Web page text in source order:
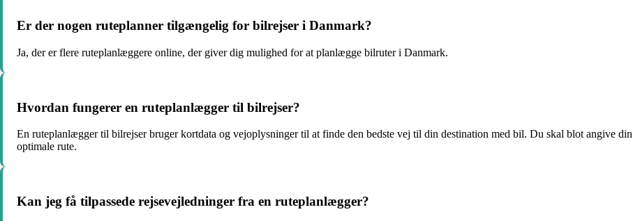
Er der nogen ruteplanner tilgængelig for bilrejser i Danmark?
Ja, der er flere ruteplanlæggere online, der giver dig mulighed for at planlægge bilruter i Danmark.
Hvordan fungerer en ruteplanlægger til bilrejser?
En ruteplanlægger til bilrejser bruger kortdata og vejoplysninger til at finde den bedste vej til din destination med bil. Du skal blot angive
optimale rute.
Kan jeg få tilpassede rejsevejledninger fra en ruteplanlægger?